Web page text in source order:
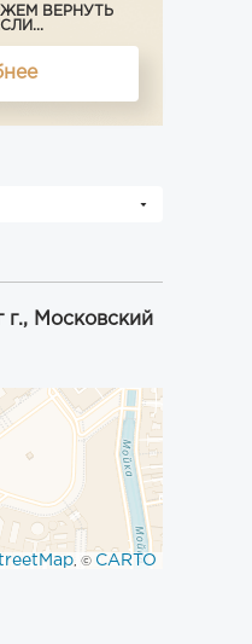
ВЕРНУТЬ
г., Московский
, © CARTO